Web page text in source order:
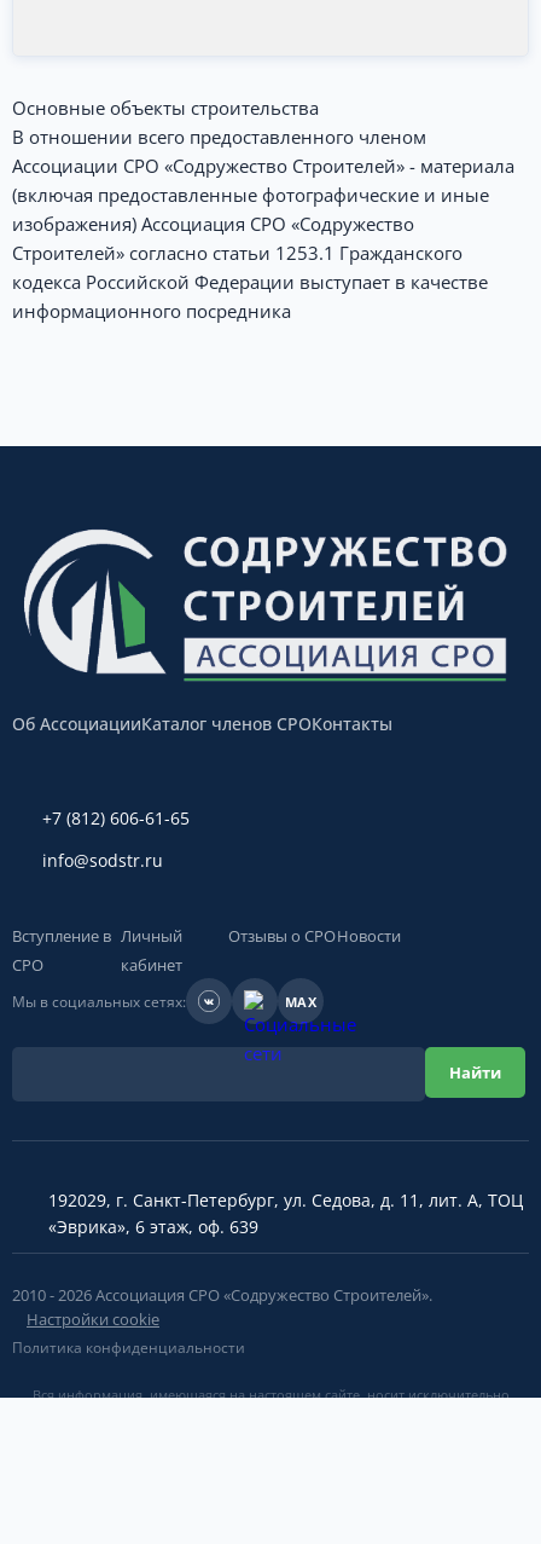
Основные объекты строительства
В отношении всего предоставленного членом
Ассоциации СРО «Содружество Строителей» - материала
(включая предоставленные фотографические и иные
изображения) Ассоциация СРО «Содружество
Строителей» согласно статьи 1253.1 Гражданского
кодекса Российской Федерации выступает в качестве
информационного посредника
Об АссоциацииКаталог членов СРОКонтакты
+7 (812) 606-61-65
info@sodstr.ru
Вступление в
СРО
Личный
кабинет
Отзывы о СРОНовости
Мы в социальных сетях: MAX
192029, г. Санкт-Петербург, ул. Седова, д. 11, лит. А, ТОЦ
«Эврика», 6 этаж, оф. 639
2010 - 2026 Ассоциация СРО «Содружество Строителей».
Настройки cookie
Политика конфиденциальности
Вся информация, имеющаяся на настоящем сайте, носит исключительно